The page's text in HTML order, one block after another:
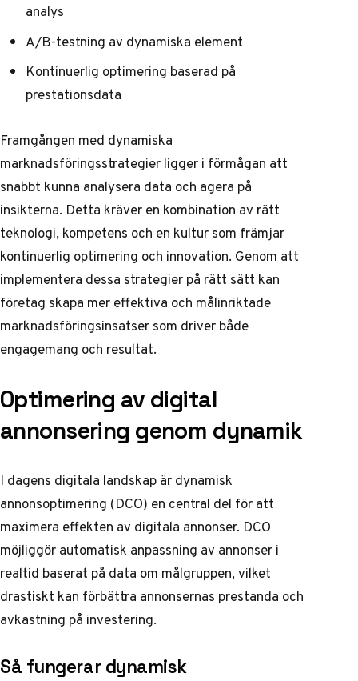
analys
A/B-testning av dynamiska element
Kontinuerlig optimering baserad på
prestationsdata
Framgången med dynamiska
marknadsföringsstrategier ligger i förmågan att
snabbt kunna analysera data och agera på
insikterna. Detta kräver en kombination av rätt
teknologi, kompetens och en kultur som främjar
kontinuerlig optimering och innovation. Genom att
implementera dessa strategier på rätt sätt kan
företag skapa mer effektiva och målinriktade
marknadsföringsinsatser som driver både
engagemang och resultat.
Optimering av digital
annonsering genom dynamik
I dagens digitala landskap är dynamisk
annonsoptimering (DCO) en central del för att
maximera effekten av digitala annonser. DCO
möjliggör automatisk anpassning av annonser i
realtid baserat på data om målgruppen, vilket
drastiskt kan förbättra annonsernas prestanda och
avkastning på investering.
Så fungerar dynamisk